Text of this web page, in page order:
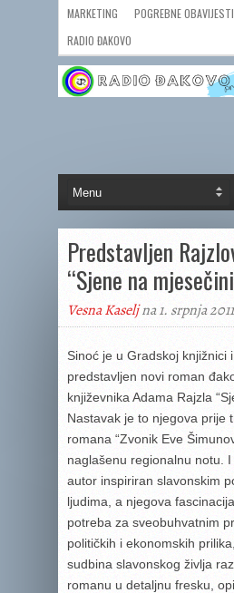
MARKETING POGREBNE OBAVIJESTI
RADIO ĐAKOVO
Predstavljen
“Sjene na
Vesna Kaseljna 1. srpnja
Sinoć je u Gradskoj knjižnici
predstavljen novi roman
književnika Adama Rajzla
Nastavak je to njegova prije
romana “Zvonik Eve
naglašenu regionalnu notu.
autor inspiriran slavonskim
ljudima, a njegova
potreba za sveobuhvatnim
političkih i ekonomskih
sudbina slavonskog življa
romanu u detaljnu fresku,